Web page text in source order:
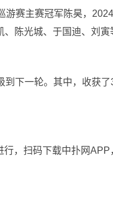
赛主赛冠军陈昊，
陈光城、于国迪、刘寅
下一轮。其中，收获
，扫码下载中扑网